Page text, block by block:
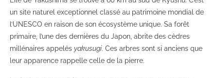
un site naturel exceptionnel classé au patrimoine mondial de
l’UNESCO en raison de son écosystème unique. Sa forêt
primaire, l’une des dernières du Japon, abrite des cèdres
millénaires appelés yakusugi. Ces arbres sont si anciens que
leur apparence rappelle celle de la pierre.